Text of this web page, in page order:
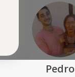
Pedro